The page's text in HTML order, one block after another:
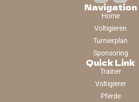
Navigation
Home
Voltigieren
Turnierplan
Sponsoring
Quick Link
Trainer
Voltigierer
Pferde